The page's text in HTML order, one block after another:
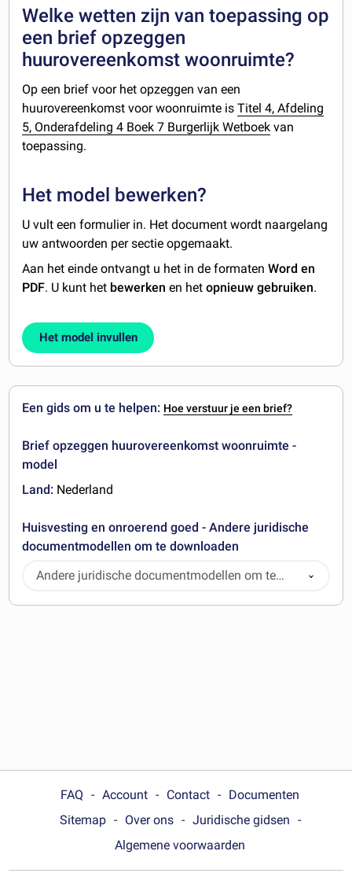
Welke wetten zijn van toepassing op
een brief opzeggen
huurovereenkomst woonruimte?
Op een brief voor het opzeggen van een
huurovereenkomst voor woonruimte isTitel 4, Afdeling
5, Onderafdeling 4 Boek 7 Burgerlijk Wetboek van
toepassing.
Het model bewerken?
U vult een formulier in. Het document wordt naargelang
uw antwoorden per sectie opgemaakt.
Aan het einde ontvangt u het in de formatenWord en
PDF. U kunt het bewerken en hetopnieuw gebruiken.
Het model invullen
Een gids om u te helpen: Hoe verstuur je een brief?
Brief opzeggen huurovereenkomst woonruimte -
model
Land: Nederland
Huisvesting en onroerend goed - Andere juridische
documentmodellen om te downloaden
Andere juridische documentmodellen om te
downloaden
FAQ Account Contact
Documenten
Sitemap
Over ons
Juridische gidsen
Algemene voorwaarden